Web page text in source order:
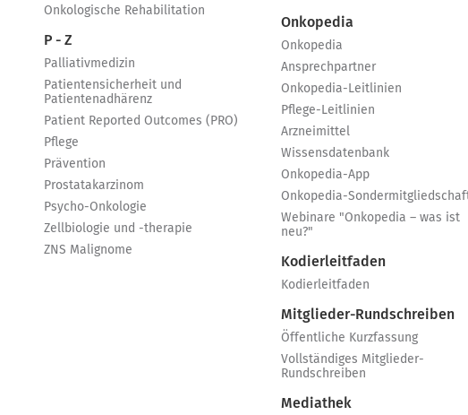
Onkologische Rehabilitation
P - Z
Palliativmedizin
Patientensicherheit und
Patientenadhärenz
Patient Reported Outcomes (PRO)
Pflege
Prävention
Prostatakarzinom
Psycho-Onkologie
Zellbiologie und -therapie
ZNS Malignome
Onkopedia
Onkopedia
Ansprechpartner
Onkopedia-Leitlinien
Pflege-Leitlinien
Arzneimittel
Wissensdatenbank
Onkopedia-App
Onkopedia-
Webinare "Onkopedia – was ist
neu?"
Kodierleitfaden
Kodierleitfaden
Mitglieder-Rundschreiben
Öffentliche Kurzfassung
Vollständiges Mitglieder-
Rundschreiben
Mediathek